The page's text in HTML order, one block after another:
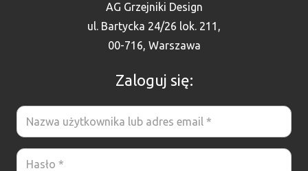
AG Grzejniki Design
ul. Bartycka 24/26 lok. 211,
00-716, Warszawa
Zaloguj się: